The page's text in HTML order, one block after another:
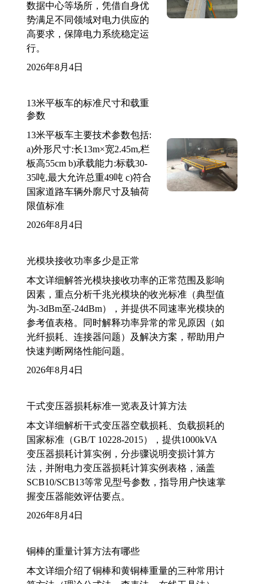
数据中心等场所，凭借自身优
势满足不同领域对电力供应的
高要求，保障电力系统稳定运
行。
2026年8月4日
13米平板车的标准尺寸和载重
参数
13米平板车主要技术参数包括:
a)外形尺寸:长13m×宽2.45m,栏
板高55cm b)承载能力:标载30-
35吨,最大允许总重49吨 c)符合
国家道路车辆外廓尺寸及轴荷
限值标准
2026年8月4日
光模块接收功率多少是正常
本文详细解答光模块接收功率的正常范围及影响
因素，重点分析千兆光模块的收光标准（典型值
为-3dBm至-24dBm），并提供不同速率光模块的
参考值表格。同时解释功率异常的常见原因（如
光纤损耗、连接器问题）及解决方案，帮助用户
快速判断网络性能问题。
2026年8月4日
干式变压器损耗标准一览表及计算方法
本文详细解析干式变压器空载损耗、负载损耗的
国家标准（GB/T 10228-2015），提供1000kVA
变压器损耗计算实例，分步骤说明变损计算方
法，并附电力变压器损耗计算实例表格，涵盖
SCB10/SCB13等常见型号参数，指导用户快速掌
握变压器能效评估要点。
2026年8月4日
铜棒的重量计算方法有哪些
本文详细介绍了铜棒和黄铜棒重量的三种常用计